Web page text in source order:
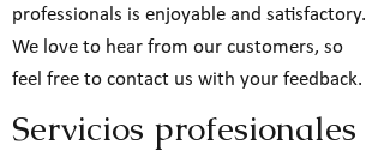
professionals is enjoyable and satisfactory.
We love to hear from our customers, so
feel free to contact us with your feedback.
Servicios profesionales